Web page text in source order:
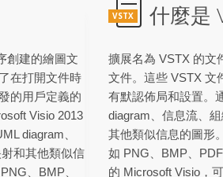
創建的繪圖文
在打開文件時
的用戶定義的
Visio 2013
diagram、
和其他類似信
、BMP、
VSTX 什麼是
擴展名為 VSTX 的文
文件。這些 VSTX 文
有默認佈局和設置。
diagram、信息流、
其他類似信息的圖形
如 PNG、BMP、
的 Microsoft Visio，